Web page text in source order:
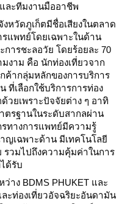
ละทีมงานมืออาชีพ
หวัดภูเก็ตมีชื่อเสียงในตลาด
รแพทย์โดยเฉพาะในด้าน
ารชะลอวัย โดยร้อยละ 70
งาม คือ นักท่องเที่ยวจาก
ค้ากลุ่มหลักของการบริการ
ที่เลือกใช้บริการการท่อง
วยเพราะปัจจัยต่าง ๆ อาทิ
ตรฐานในระดับสากลผ่าน
ทางการแพทย์มีความรู้
เฉพาะด้าน มีเทคโนโลยี
วมไปถึงความคุ้มค่าในการ
ด้รับ
าง BDMS PHUKET และ
ะท่องเที่ยวอัจฉริยะอันดามัน